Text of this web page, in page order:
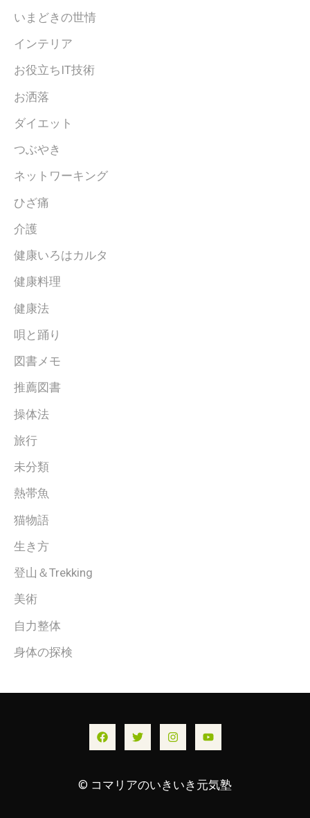
いまどきの世情
インテリア
お役立ちIT技術
お洒落
ダイエット
つぶやき
ネットワーキング
ひざ痛
介護
健康いろはカルタ
健康料理
健康法
唄と踊り
図書メモ
推薦図書
操体法
旅行
未分類
熱帯魚
猫物語
生き方
登山＆Trekking
美術
自力整体
身体の探検
© コマリアのいきいき元気塾